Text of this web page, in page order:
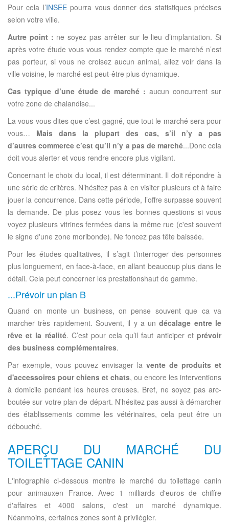
Pour cela l’INSEEpourra vous donner des statistiques précises
selon votre ville.
Autre point : ne soyez pas arrêter sur le lieu d’implantation. Si
après votre étude vous vous rendez compte que le marché n’est
pas porteur, si vous ne croisez aucun animal, allez voir dans la
ville voisine, le marché est peut-être plus dynamique.
Cas typique d’une étude de marché : aucun concurrent sur
votre zone de chalandise...
La vous vous dites que c’est gagné, que tout le marché sera pour
vous… Mais dans la plupart des cas, s’il n’y a pas
d’autres commerce c’est qu’il n’y a pas de marché...Donc cela
doit vous alerter et vous rendre encore plus vigilant.
Concernant le choix du local, il est déterminant. Il doit répondre à
une série de critères. N’hésitez pas à en visiter plusieurs et à faire
jouer la concurrence. Dans cette période, l’offre surpasse souvent
la demande. De plus posez vous les bonnes questions si vous
voyez plusieurs vitrines fermées dans la même rue (c'est souvent
le signe d'une zone moribonde). Ne foncez pas tête baissée.
Pour les études qualitatives, il s’agit t’interroger des personnes
plus longuement, en face-à-face, en allant beaucoup plus dans le
détail. Cela peut concerner les prestationshaut de gamme.
...Prévoir un plan B
Quand on monte un business, on pense souvent que ca va
marcher très rapidement. Souvent, il y a undécalage entre le
rêve et la réalité. C’est pour cela qu’il faut anticiper etprévoir
des business complémentaires.
Par exemple, vous pouvez envisager la vente de produits et
d'accessoires pour chiens et chats, ou encore les interventions
à domicile pendant les heures creuses. Bref, ne soyez pas arc-
boutée sur votre plan de départ. N’hésitez pas aussi à démarcher
des établissements comme les vétérinaires, cela peut être un
débouché.
APERÇU DU MARCHÉ DU
TOILETTAGE CANIN
L'infographie ci-dessous montre le marché du toilettage canin
pour animauxen France. Avec 1 milliards d'euros de chiffre
d'affaires et 4000 salons, c'est un marché dynamique.
Néanmoins, certaines zones sont à privilégier.